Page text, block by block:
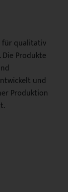
für qualitativ
Produkte
und
Produktion